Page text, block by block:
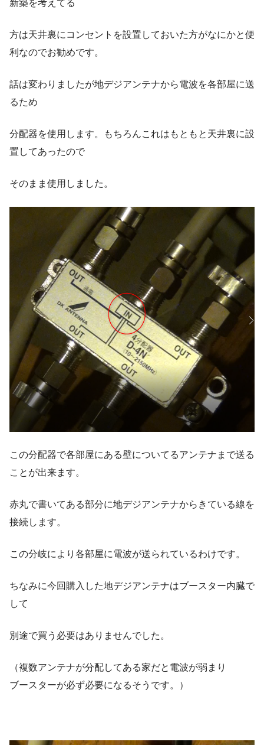
新築を考えてる
方は天井裏にコンセントを設置しておいた方がなにかと便
利なのでお勧めです。
話は変わりましたが地デジアンテナから電波を各部屋に送
るため
分配器を使用します。もちろんこれはもともと天井裏に設
置してあったので
そのまま使用しました。
この分配器で各部屋にある壁についてるアンテナまで送る
ことが出来ます。
赤丸で書いてある部分に地デジアンテナからきている線を
接続します。
この分岐により各部屋に電波が送られているわけです。
ちなみに今回購入した地デジアンテナはブースター内臓で
して
別途で買う必要はありませんでした。
（複数アンテナが分配してある家だと電波が弱まり
ブースターが必ず必要になるそうです。）